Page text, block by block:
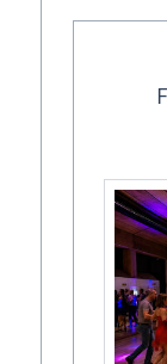
Tel.: 038 233 -